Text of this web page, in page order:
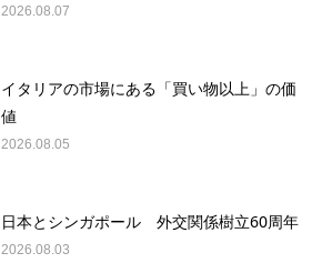
2026.08.07
イタリアの市場にある「買い物以上」の価
値
2026.08.05
日本とシンガポール 外交関係樹立60周年
2026.08.03